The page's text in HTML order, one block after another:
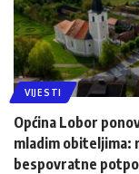
VIJESTI
Općina Lobor
mladim obiteljima:
bespovratne